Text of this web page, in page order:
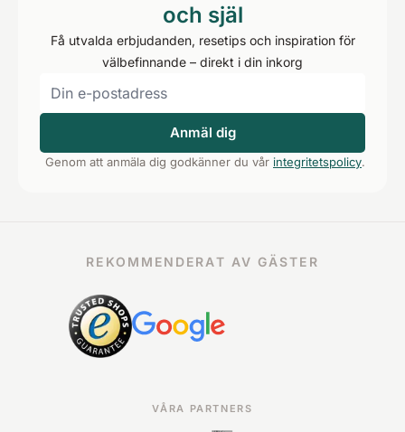
och själ
Få utvalda erbjudanden, resetips och inspiration för
välbefinnande – direkt i din inkorg
Anmäl dig
Genom att anmäla dig godkänner du vår integritetspolicy.
REKOMMENDERAT AV GÄSTER
VÅRA PARTNERS